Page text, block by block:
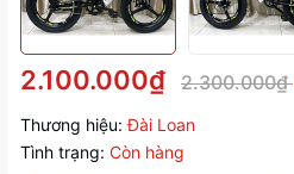
2.100.000₫ 2.300.000₫
Thương hiệu: Đài Loan
Tình trạng: Còn hàng